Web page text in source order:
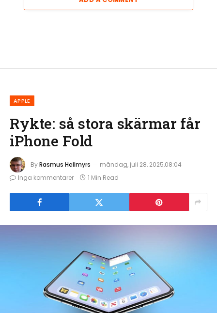
APPLE
Rykte: så stora skärmar får
iPhone Fold
ByRasmus Hellmyrs
måndag, juli 28, 2025,08:04
Inga kommentarer
1 Min Read